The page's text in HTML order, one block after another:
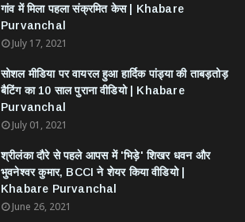
गांव में मिला पहला संक्रमित केस | Khabare
Purvanchal
July 17, 2021
सोशल मीडिया पर वायरल हुआ हार्दिक पांड्या की ताबड़तोड़
बैटिंग का 10 साल पुराना वीडियो | Khabare
Purvanchal
July 01, 2021
श्रीलंका दौरे से पहले आपस में 'भिड़े' शिखर धवन और
भुवनेश्वर कुमार, BCCI ने शेयर किया वीडियो |
Khabare Purvanchal
June 26, 2021